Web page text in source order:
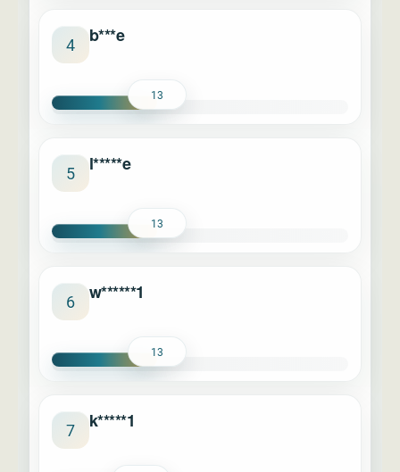
4 b***e
13
5 l*****e
13
6 w******1
13
7 k*****1